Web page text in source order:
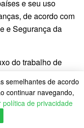
e seu uso
de acordo com
e Segurança da
do trabalho de
de Segurança
ministério. “Haverá
vão comunicar
Cibernéticos,
semelhantes de acordo
continuar navegando,
política de privacidade